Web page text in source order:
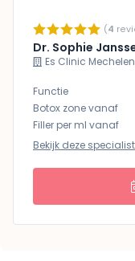
(4
Dr. Sophie
Es Clinic Mechelen
Functie
Botox zone vanaf
Filler per ml vanaf
Bekijk deze specialist